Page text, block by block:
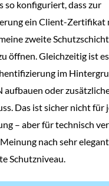
so konfiguriert, dass zur
ein Client-Zertifikat
zweite
öffnen. Gleichzeitig ist
im
aufbauen oder
Das ist sicher nicht für
– aber für technisch
nach sehr
Schutzniveau.